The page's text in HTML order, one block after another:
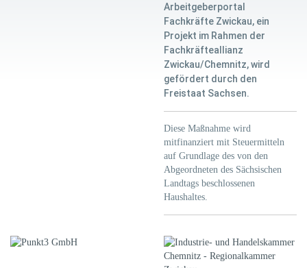
Arbeitgeberportal
Fachkräfte Zwickau, ein
Projekt im Rahmen der
Fachkräfteallianz
Zwickau/Chemnitz, wird
gefördert durch den
Freistaat Sachsen.
Diese Maßnahme wird
mitfinanziert mit Steuermitteln
auf Grundlage des von den
Abgeordneten des Sächsischen
Landtags beschlossenen
Haushaltes.